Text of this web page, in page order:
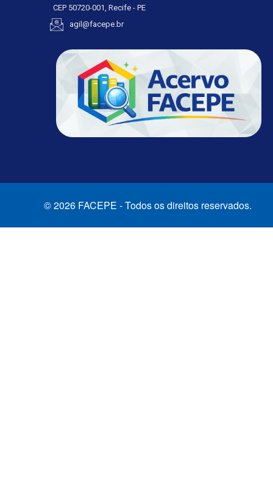
CEP 50720-001, Recife - PE
agil@facepe.br
© 2026 FACEPE - Todos os direitos reservados.